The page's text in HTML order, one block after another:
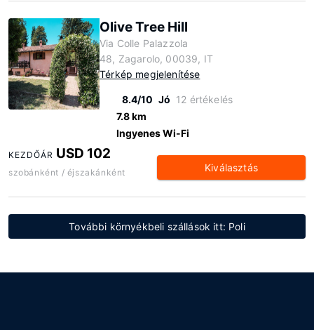
Olive Tree Hill
Via Colle Palazzola
48, Zagarolo, 00039, IT
Térkép megjelenítése
8.4/10 Jó 12 értékelés
7.8 km
Ingyenes Wi-Fi
KEZDŐÁR USD 102
szobánként / éjszakánként Kiválasztás
További környékbeli szállások itt: Poli